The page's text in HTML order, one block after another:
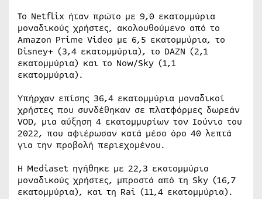
Το Netflix ήταν πρώτο με 9,0 εκατομμύρια
μοναδικούς χρήστες, ακολουθούμενο από το
Amazon Prime Video με 6,5 εκατομμύρια, το
Disney+ (3,4 εκατομμύρια), το DAZN (2,1
εκατομμύρια) και το Now/Sky (1,1
εκατομμύρια).
Υπήρχαν επίσης 36,4 εκατομμύρια μοναδικοί
χρήστες που συνδέθηκαν σε πλατφόρμες δωρεάν
VOD, μια αύξηση 4 εκατομμυρίων τον Ιούνιο του
2022, που αφιέρωσαν κατά μέσο όρο 40 λεπτά
για την προβολή περιεχομένου.
Η Mediaset ηγήθηκε με 22,3 εκατομμύρια
μοναδικούς χρήστες, μπροστά από τη Sky (16,7
εκατομμύρια), και τη Rai (11,4 εκατομμύρια).